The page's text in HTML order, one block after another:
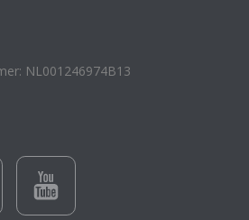
NL001246974B13